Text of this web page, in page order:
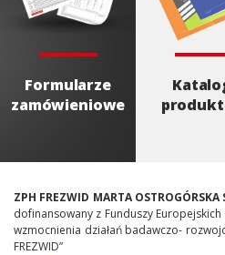
Formularze
zamówieniowe
ZPH FREZWID MARTA OSTROGÓRSKA
dofinansowany z Funduszy
wzmocnienia działań badawczo-
FREZWID”